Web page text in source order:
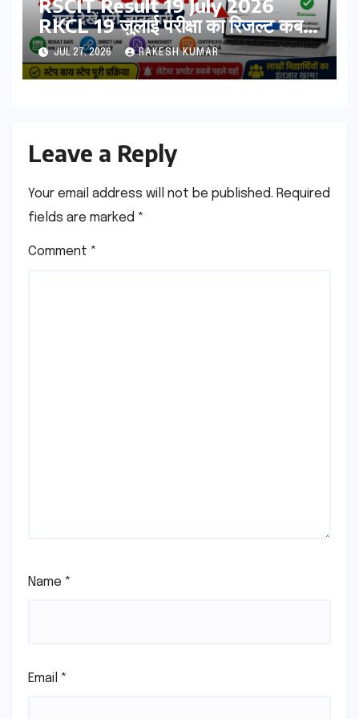
RKCL 19 जुलाई परीक्षा का रिजल्ट कब
आएगा? यहां देखें Result Date,
Direct Link, Marksheet
Download Process
JUL 27, 2026 RAKESH KUMAR
Leave a Reply
Your email address will not be published. Required
fields are marked *
Comment *
Name *
Email *